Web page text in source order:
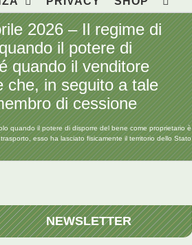
2026 – Il regime di
il potere di
quando il venditore
che, in seguito a tale
di cessione
quando il potere di disporre del bene come proprietario è
esso ha lasciato fisicamente il territorio dello Stato
NEWSLETTER